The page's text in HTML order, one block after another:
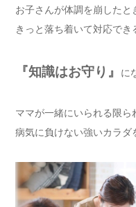
お子さんが体調を崩した
きっと落ち着いて対応でき
『知識はお守り』 に
ママが一緒にいられる限ら
病気に負けない強いカラダ